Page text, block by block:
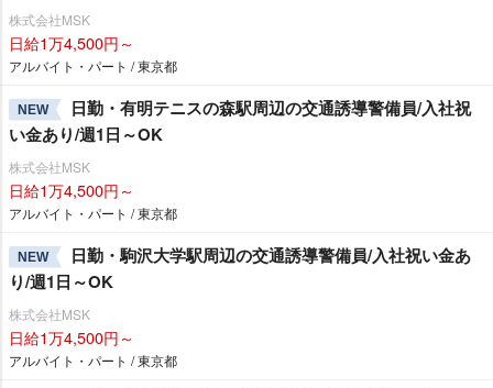
株式会社MSK
日給1万4,500円～
アルバイト・パート / 東京都
NEW
日勤・有明テニスの森駅周辺の交通誘導警備員/入社祝
い金あり/週1日～OK
株式会社MSK
日給1万4,500円～
アルバイト・パート / 東京都
NEW
日勤・駒沢大学駅周辺の交通誘導警備員/入社祝い金あ
り/週1日～OK
株式会社MSK
日給1万4,500円～
アルバイト・パート / 東京都